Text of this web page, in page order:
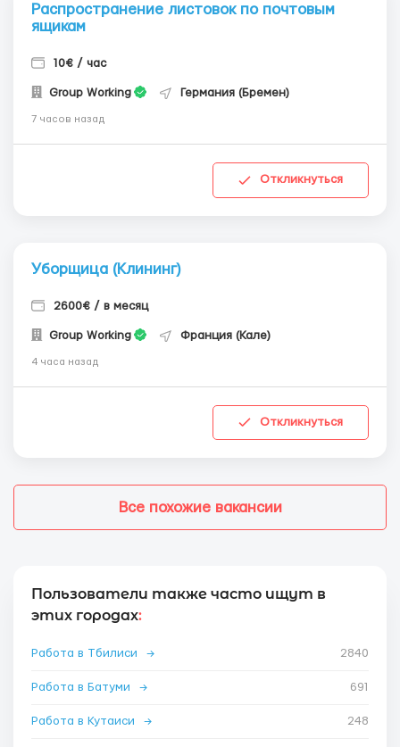
Распространение листовок по почтовым
ящикам
10€ / час
Group Working Германия (Бремен)
7 часов назад
Откликнуться
Уборщица (Клининг)
2600€ / в месяц
Group Working Франция (Кале)
4 часа назад
Откликнуться
Все похожие вакансии
Пользователи также часто ищут в
этих городах:
Работа в Тбилиси → 2840
Работа в Батуми → 691
Работа в Кутаиси → 248